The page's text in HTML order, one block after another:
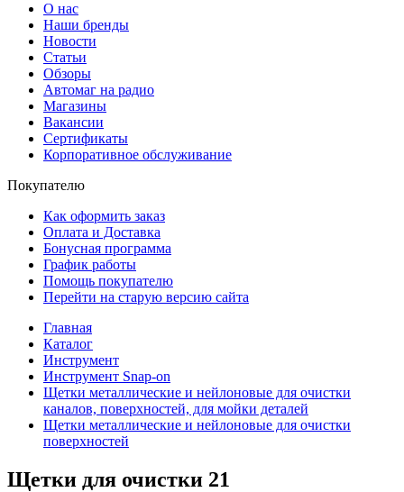
О нас
Наши бренды
Новости
Статьи
Обзоры
Автомаг на радио
Магазины
Вакансии
Сертификаты
Корпоративное обслуживание
Покупателю
Как оформить заказ
Оплата и Доставка
Бонусная программа
График работы
Помощь покупателю
Перейти на старую версию сайта
Главная
Каталог
Инструмент
Инструмент Snap-on
Щетки металлические и нейлоновые для очистки
каналов, поверхностей, для мойки деталей
Щетки металлические и нейлоновые для очистки
поверхностей
Щетки для очистки 21